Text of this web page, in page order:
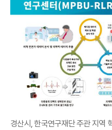
경산시, 한국연구재단 주관 지역